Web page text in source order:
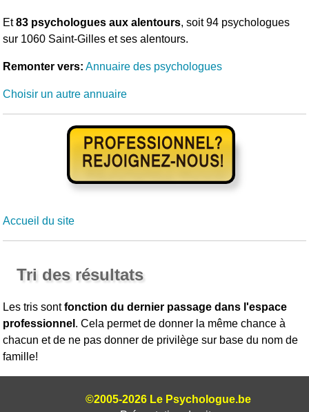
Et83 psychologues aux alentours, soit 94 psychologues
sur 1060 Saint-Gilles et ses alentours.
Remonter vers: Annuaire des psychologues
Choisir un autre annuaire
Accueil du site
Tri des résultats
Les tris sontfonction du dernier passage dans l'espace
professionnel . Cela permet de donner la même chance à
chacun et de ne pas donner de privilège sur base du nom de
famille!
©2005-2026 Le Psychologue.be